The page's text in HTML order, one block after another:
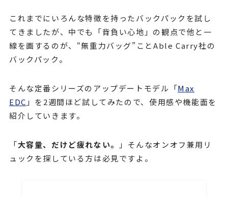
これまでにいろんな特徴を持ったバックパックを試し
てきましたが、中でも「背負い心地」の観点で他と一
線を画するのが、“無重力バッグ”ことAble Carry社の
バックパック。
そんな定番シリーズのアップデートモデル「Max
EDC 」を2週間ほど試してみたので、使用感や機能面を
紹介していきます。
「大容量、だけど疲れない。
」そんなオンオフ兼用リ
ュックを探している方は必見ですよ。